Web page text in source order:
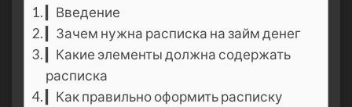
▎Введение
▎Зачем нужна расписка на займ денег
▎Какие элементы должна содержать
расписка
▎Как правильно оформить расписку